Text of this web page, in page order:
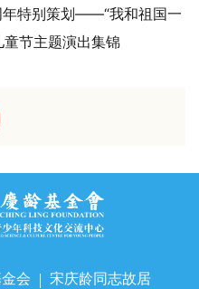
年特别策划——“我和祖国一
童节主题演出集锦
会 宋庆龄同志故居